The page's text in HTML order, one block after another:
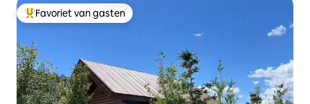
Topfavoriet van gasten
Favoriet van gasten